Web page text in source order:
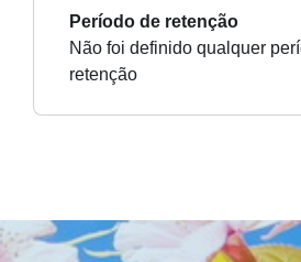
Período de retenção
Não foi definido qualquer
retenção